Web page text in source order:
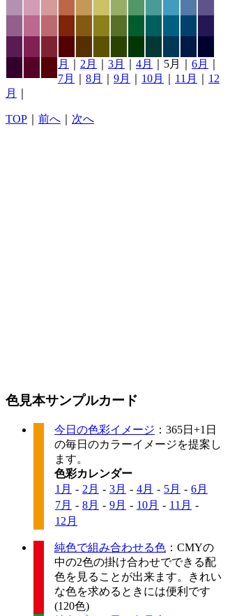
月 2月 3月 4月 ｜5月｜ 6月
7月
8月 9月 10月 11月
12
月
TOP 前へ 次へ
色見本サンプルカード
今日の色彩イメージ ：365日+1日
の毎日のカラーイメージを提案し
ます。
色彩カレンダー
1月 - 2月 - 3月 - 4月 - 5月 - 6月
7月 - 8月 - 9月 - 10月 - 11月 -
12月
純色で組み合わせる色 ：CMYの
中の2色の掛け合わせでできる配
色を見ることが出来ます。きれい
な色を求めるときには便利です
(120色)